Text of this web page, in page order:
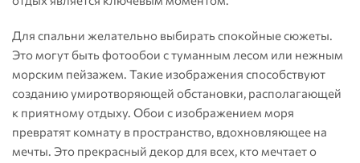
Для спальни желательно выбирать спокойные сюжеты.
Это могут быть фотообои с туманным лесом или нежным
морским пейзажем. Такие изображения способствуют
созданию умиротворяющей обстановки, располагающей
к приятному отдыху. Обои с изображением моря
превратят комнату в пространство, вдохновляющее на
мечты. Это прекрасный декор для всех, кто мечтает о